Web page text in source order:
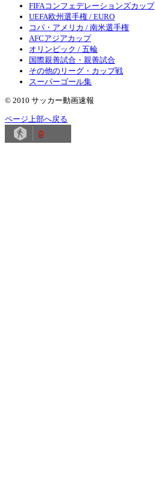
FIFAコンフェデレーションズカップ
UEFA欧州選手権 / EURO
コパ・アメリカ / 南米選手権
AFCアジアカップ
オリンピック / 五輪
国際親善試合・親善試合
その他のリーグ・カップ戦
スーパーゴール集
© 2010 サッカー動画速報
ページ上部へ戻る
9